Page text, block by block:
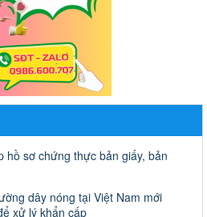
hồ sơ chứng thực bản giấy, bản
dây nóng tại Việt Nam mới
xử lý khẩn cấp